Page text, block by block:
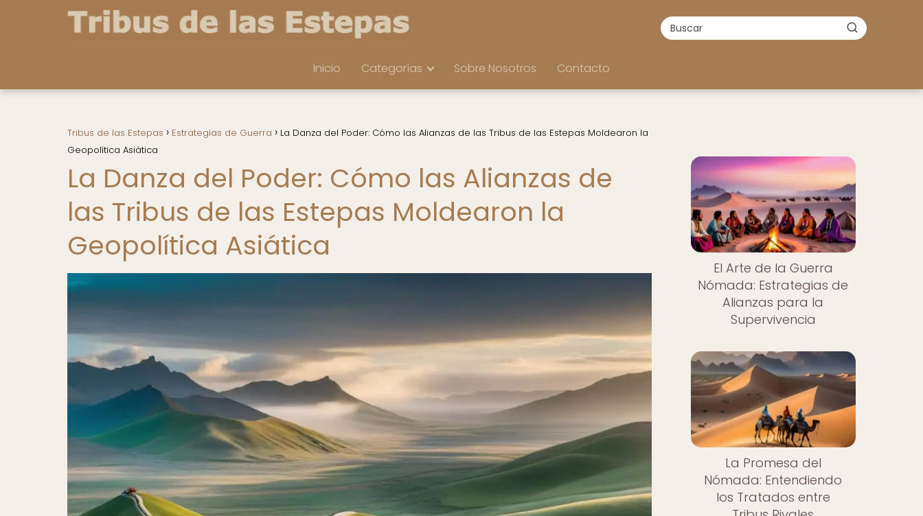
Inicio Categorías Sobre Nosotros Contacto
Tribus de las Estepas Estrategias de Guerra
La Danza del Poder: Cómo las Alianzas de las Tribus de las Estepas Moldearon la
Geopolítica Asiática
La Danza del Poder: Cómo las Alianzas de
las Tribus de las Estepas Moldearon la
Geopolítica Asiática
El Arte de la Guerra
Nómada: Estrategias de
Alianzas para la
Supervivencia
La Promesa del
Nómada: Entendiendo
los Tratados entre